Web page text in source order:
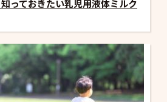
っておきたい乳児用液体ミルク